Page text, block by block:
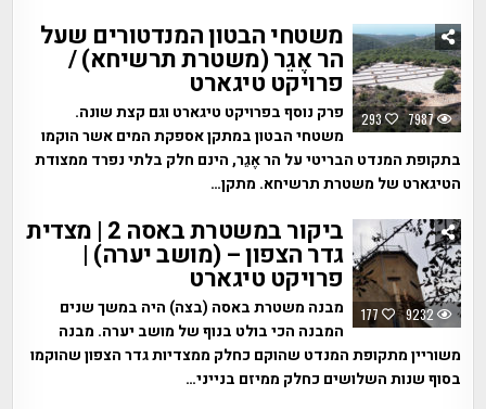
293 7987
משטחי הבטון המנדטורים שעל
הר אֶגֵר (משטרת תרשיחא) /
פרויקט טיגארט
פרק נוסף בפרויקט טיגארט וגם קצת שונה.
משטחי הבטון במתקן אספקת המים אשר הוקמו
בתקופת המנדט הבריטי על הר אֶגֵר, הינם חלק בלתי נפרד ממצודת
הטיגארט של משטרת תרשיחא. מתקן…
177 9232
ביקור במשטרת באסה 2 | מצדית
גדר הצפון – (מושב יערה) |
פרויקט טיגארט
מבנה משטרת באסה (בצה) היה במשך שנים
המבנה הכי בולט בנוף של מושב יערה. מבנה
משוריין מתקופת המנדט שהוקם כחלק ממצדיות גדר הצפון שהוקמו
בסוף שנות השלושים כחלק ממיזם בנייני…